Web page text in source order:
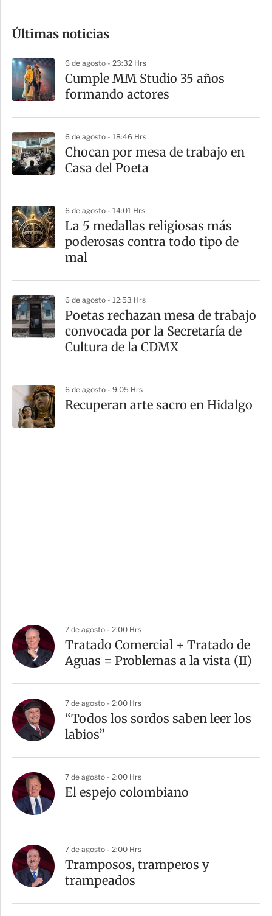
m
a
r
t
r
Últimas noticias
6 de agosto - 23:32 Hrs
Cumple MM Studio 35 años
formando actores
6 de agosto - 18:46 Hrs
Chocan por mesa de trabajo en
Casa del Poeta
6 de agosto - 14:01 Hrs
La 5 medallas religiosas más
poderosas contra todo tipo de
mal
6 de agosto - 12:53 Hrs
Poetas rechazan mesa de trabajo
convocada por la Secretaría de
Cultura de la CDMX
6 de agosto - 9:05 Hrs
Recuperan arte sacro en Hidalgo
7 de agosto - 2:00 Hrs
Tratado Comercial + Tratado de
Aguas = Problemas a la vista (II)
7 de agosto - 2:00 Hrs
“Todos los sordos saben leer los
labios”
7 de agosto - 2:00 Hrs
El espejo colombiano
7 de agosto - 2:00 Hrs
Tramposos, tramperos y
trampeados